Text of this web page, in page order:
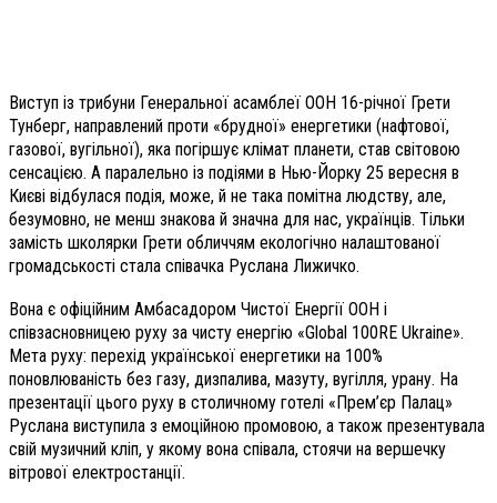
Виступ із трибуни Генеральної асамблеї ООН 16-річної Грети
Тунберг, направлений проти «брудної» енергетики (нафтової,
газової, вугільної), яка погіршує клімат планети, став світовою
сенсацією. А паралельно із подіями в Нью-Йорку 25 вересня в
Києві відбулася подія, може, й не така помітна людству, але,
безумовно, не менш знакова й значна для нас, українців. Тільки
замість школярки Грети обличчям екологічно налаштованої
громадськості стала співачка Руслана Лижичко.
Вона є офіційним Амбасадором Чистої Енергії ООН і
співзасновницею руху за чисту енергію «Global 100RE Ukraine».
Мета руху: перехід української енергетики на 100%
поновлюваність без газу, дизпалива, мазуту, вугілля, урану. На
презентації цього руху в столичному готелі «Прем’єр Палац»
Руслана виступила з емоційною промовою, а також презентувала
свій музичний кліп, у якому вона співала, стоячи на вершечку
вітрової електростанції.